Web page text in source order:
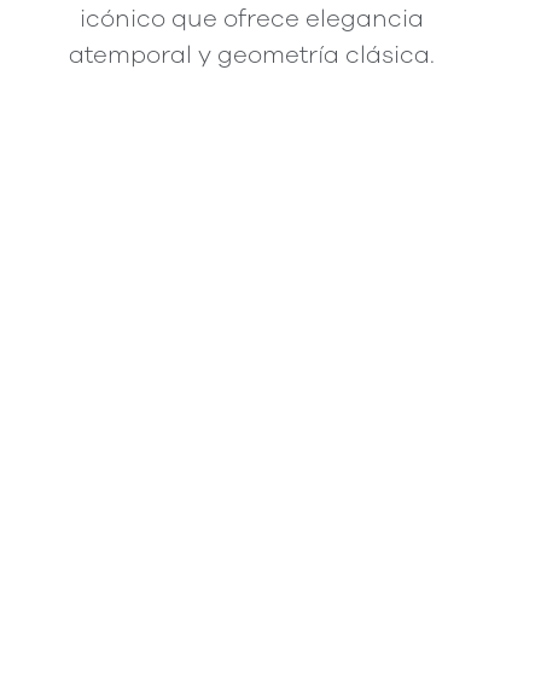
icónico que ofrece elegancia
atemporal y geometría clásica.